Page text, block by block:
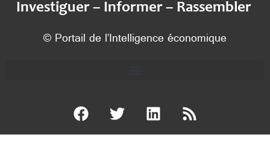
Investiguer – Informer – Rassembler
© Portail de l’Intelligence économique